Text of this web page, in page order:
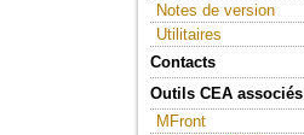
Notes de version
Utilitaires
Contacts
Outils CEA associés
MFront